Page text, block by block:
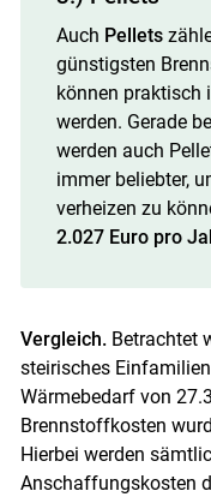
Auch Pellets
günstigsten
können praktisch
werden. Gerade
werden auch
immer beliebter,
verheizen zu
2.027 Euro pro
Vergleich.Betrachtet
steirisches
Wärmebedarf von
Brennstoffkosten
Hierbei werden
Anschaffungskosten